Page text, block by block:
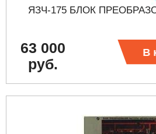
ЯЗЧ-175 БЛОК
63 000
руб.
В